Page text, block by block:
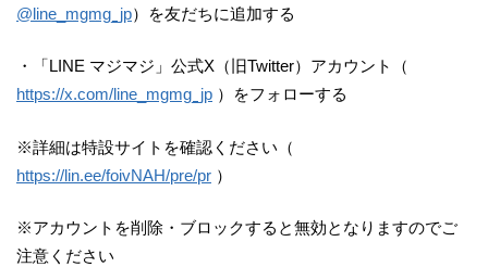
@line_mgmg_jp）を友だちに追加する
・「LINE マジマジ」公式X（旧Twitter）アカウント（
https://x.com/line_mgmg_jp ）をフォローする
※詳細は特設サイトを確認ください（
https://lin.ee/foivNAH/pre/pr ）
※アカウントを削除・ブロックすると無効となりますのでご
注意ください